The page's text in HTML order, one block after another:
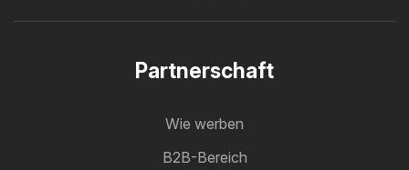
Partnerschaft
Wie werben
B2B-Bereich